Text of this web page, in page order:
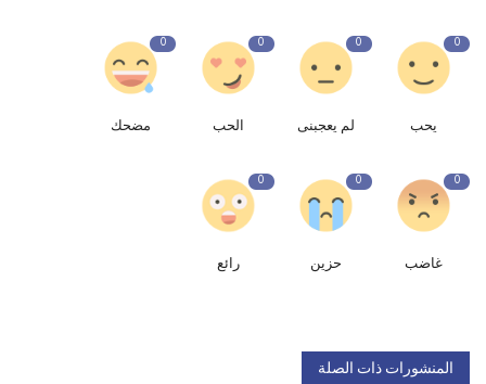
0
يحب
0
لم يعجبنى
0
الحب
0
مضحك
0
غاضب
0
حزين
0
رائع
المنشورات ذات الصلة